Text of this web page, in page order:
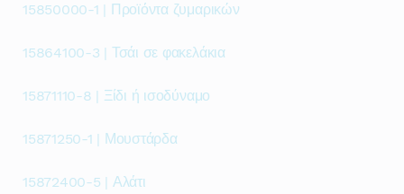
15850000-1 | Προϊόντα ζυμαρικών
15864100-3 | Τσάι σε φακελάκια
15871110-8 | Ξίδι ή ισοδύναμο
15871250-1 | Μουστάρδα
15872400-5 | Αλάτι